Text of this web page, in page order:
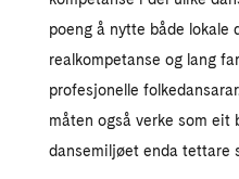
poeng å nytte både lokale
realkompetanse og lang
profesjonelle
måten også verke som eit
dansemiljøet enda tettare